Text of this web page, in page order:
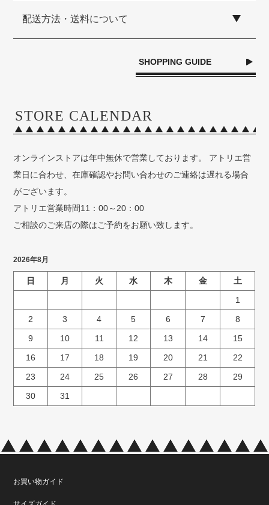
配送方法・送料について
SHOPPING GUIDE
STORE CALENDAR
オンラインストアは年中無休で営業しております。 アトリエ営
業日に合わせ、在庫確認やお問い合わせのご連絡は遅れる場合
がございます。
アトリエ営業時間11：00～20：00
ご相談のご来店の際はご予約をお願い致します。
2026年8月
日 月 火 水 木 金
土
1
2
3 4 5 6 7
8
9
10 11 12 13 14
15
16
17 18 19 20 21
22
23
24 25 26 27 28
29
30
31
お買い物ガイド